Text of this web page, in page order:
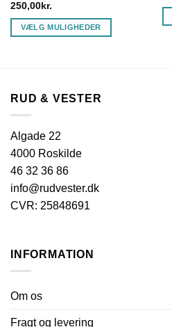
250,00kr.
VÆLG MULIGHEDER
varianter.
Mulighederne
kan
på
varesiden
RUD & VESTER
Algade 22
4000 Roskilde
46 32 36 86
info@rudvester.dk
CVR: 25848691
INFORMATION
Om os
Fragt og levering